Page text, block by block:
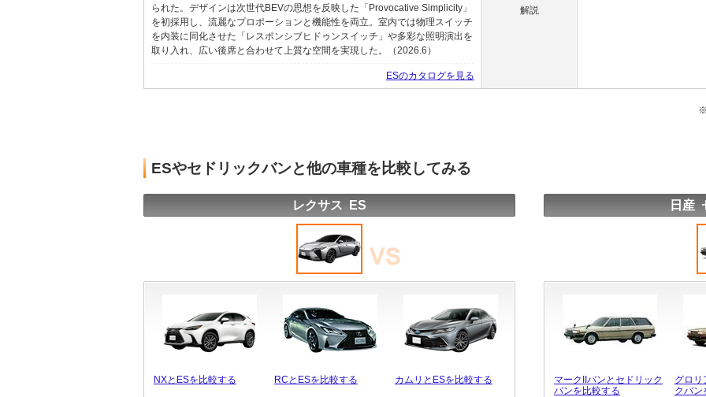
られた。デザインは次世代BEVの思想を反映した「Provocative Simplicity」
を初採用し、流麗なプロポーションと機能性を両立。室内では物理スイッチ
を内装に同化させた「レスポンシブヒドゥンスイッチ」や多彩な照明演出を
取り入れ、広い後席と合わせて上質な空間を実現した。（2026.6）
ESのカタログを見る
解説
※
ESやセドリックバンと他の車種を比較してみる
レクサス ES
NXとESを比較する RCとESを比較する カムリとESを比較する
日産
マークIIバンとセドリック
バンを比較する
グロリ
クバン